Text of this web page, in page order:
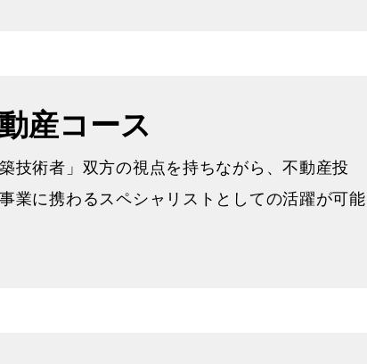
産コース
技術者」双方の視点を持ちながら、不動産投
業に携わるスペシャリストとしての活躍が可能